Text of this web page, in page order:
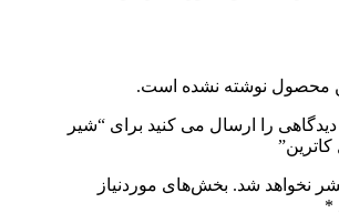
محصول نوشته نشده است.
دیدگاهی را ارسال می کنید برای “شیر
نخواهد شد. بخش‌های موردنیاز
*